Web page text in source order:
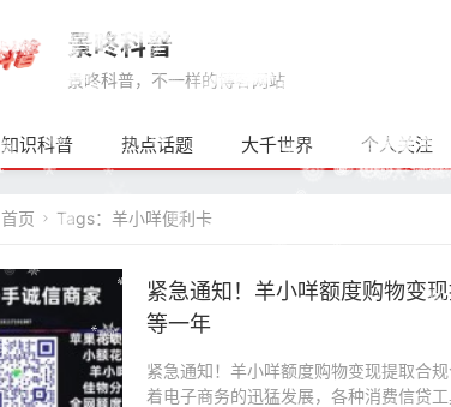
景咚科普
景咚科普，不一样的博客网站
知识科普 热点话题 大千世界 个人关注
首页  Tags：羊小咩便利卡
紧急通知！羊小咩额度购物变
等一年
紧急通知！羊小咩额度购物变现提取合
着电子商务的迅猛发展，各种消费信贷